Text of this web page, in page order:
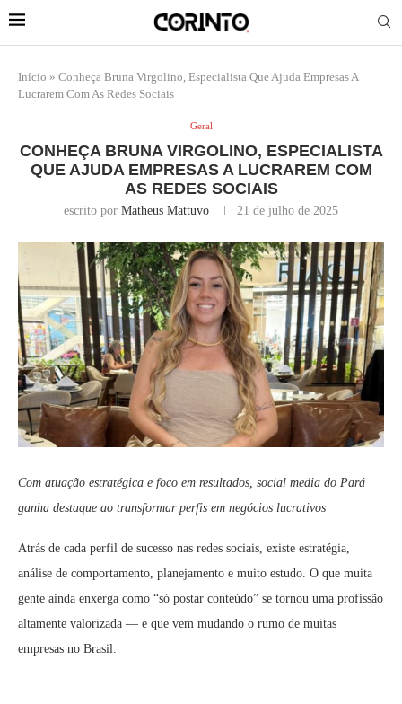
Início » Conheça Bruna Virgolino, Especialista Que Ajuda Empresas A
Lucrarem Com As Redes Sociais
Geral
CONHEÇA BRUNA VIRGOLINO, ESPECIALISTA
QUE AJUDA EMPRESAS A LUCRAREM COM
AS REDES SOCIAIS
escrito por Matheus Mattuvo 21 de julho de 2025
Com atuação estratégica e foco em resultados, social media do Pará
ganha destaque ao transformar perfis em negócios lucrativos
Atrás de cada perfil de sucesso nas redes sociais, existe estratégia,
análise de comportamento, planejamento e muito estudo. O que muita
gente ainda enxerga como “só postar conteúdo” se tornou uma profissão
altamente valorizada — e que vem mudando o rumo de muitas
empresas no Brasil.